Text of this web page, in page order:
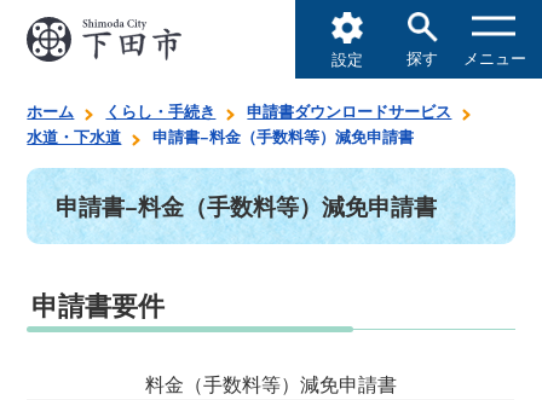
設定 探す メニュー
ホーム くらし・手続き
申請書ダウンロードサービス
水道・下水道
申請書−料金（手数料等）減免申請書
申請書−料金（手数料等）減免申請書
申請書要件
料金（手数料等）減免申請書